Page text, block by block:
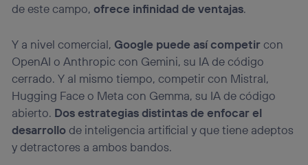
de este campo,ofrece infinidad de ventajas.
Y a nivel comercial, Google puede así competircon
OpenAI o Anthropic con Gemini, su IA de código
cerrado. Y al mismo tiempo, competir con Mistral,
Hugging Face o Meta con Gemma, su IA de código
abierto. Dos estrategias distintas de enfocar el
desarrollode inteligencia artificial y que tiene adeptos
y detractores a ambos bandos.